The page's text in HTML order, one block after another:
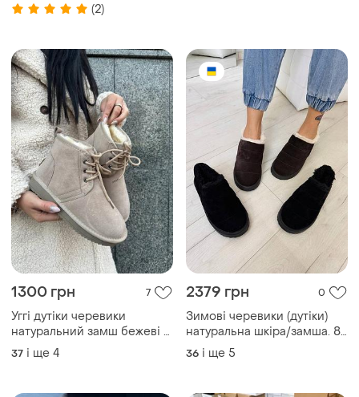
(2)
1300 грн 7
Уггі дутіки черевики
натуральний замш бежеві з
хутром зимові зима
37 і ще 4
2379 грн 0
Зимові черевики (дутіки)
натуральна шкіра/замша. 8
кольорів
36 і ще 5